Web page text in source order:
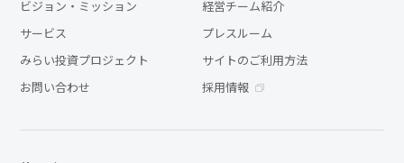
ビジョン・ミッション
経営チーム紹介
サービス
プレスルーム
みらい投資プロジェクト
サイトのご利用方法
お問い合わせ
採用情報